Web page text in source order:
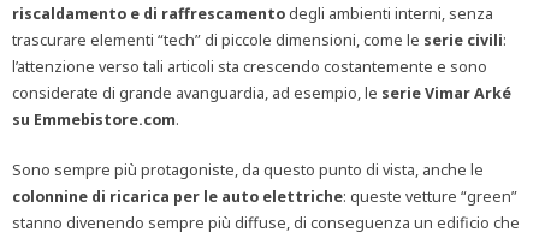
riscaldamento e di raffrescamentodegli ambienti interni, senza
trascurare elementi “tech” di piccole dimensioni, come le serie civili:
l’attenzione verso tali articoli sta crescendo costantemente e sono
considerate di grande avanguardia, ad esempio, le serie Vimar Arké
su Emmebistore.com.
Sono sempre più protagoniste, da questo punto di vista, anche le
colonnine di ricarica per le auto elettriche: queste vetture “green”
stanno divenendo sempre più diffuse, di conseguenza un edificio che